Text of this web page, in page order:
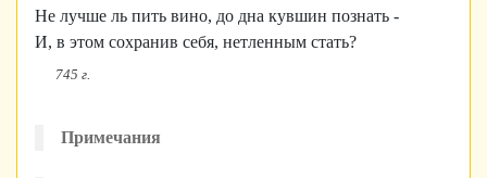
Не лучше ль пить вино, до дна кувшин познать -
И, в этом сохранив себя, нетленным стать?
745 г.
Примечания